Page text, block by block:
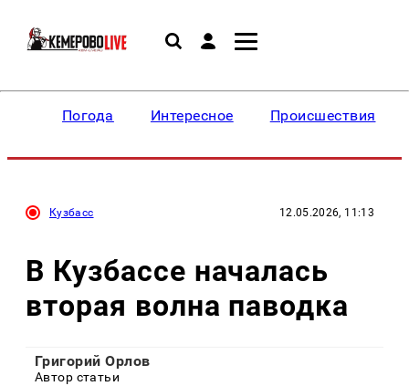
Погода Интересное Происшествия
Кузбасс 12.05.2026, 11:13
В Кузбассе началась
вторая волна паводка
Григорий Орлов
Автор статьи